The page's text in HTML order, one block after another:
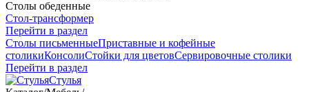
Столы обеденные
Стол-трансформер
Перейти в раздел
Столы письменныеПриставные и кофейные
столикиКонсолиСтойки для цветовСервировочные столики
Перейти в раздел
Стулья